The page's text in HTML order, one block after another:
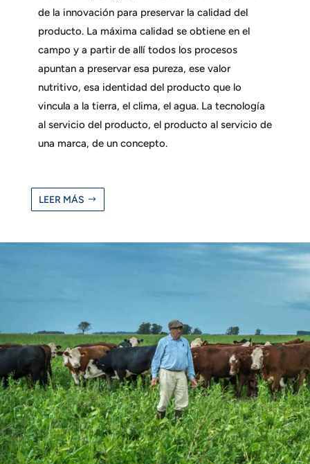
de la innovación para preservar la calidad del
producto. La máxima calidad se obtiene en el
campo y a partir de allí todos los procesos
apuntan a preservar esa pureza, ese valor
nutritivo, esa identidad del producto que lo
vincula a la tierra, el clima, el agua. La tecnología
al servicio del producto, el producto al servicio de
una marca, de un concepto.
LEER MÁS